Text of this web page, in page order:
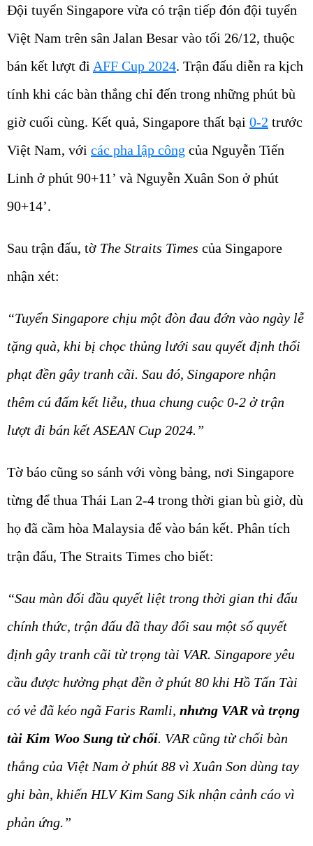
Đội tuyển Singapore vừa có trận tiếp đón đội tuyển
Việt Nam trên sân Jalan Besar vào tối 26/12, thuộc
bán kết lượt đi AFF Cup 2024. Trận đấu diễn ra kịch
tính khi các bàn thắng chỉ đến trong những phút bù
giờ cuối cùng. Kết quả, Singapore thất bại 0-2 trước
Việt Nam, với các pha lập công của Nguyễn Tiến
Linh ở phút 90+11’ và Nguyễn Xuân Son ở phút
90+14’.
Sau trận đấu, tờ The Straits Times của Singapore
nhận xét:
“Tuyển Singapore chịu một đòn đau đớn vào ngày lễ
tặng quà, khi bị chọc thủng lưới sau quyết định thổi
phạt đền gây tranh cãi. Sau đó, Singapore nhận
thêm cú đấm kết liễu, thua chung cuộc 0-2 ở trận
lượt đi bán kết ASEAN Cup 2024.”
Tờ báo cũng so sánh với vòng bảng, nơi Singapore
từng để thua Thái Lan 2-4 trong thời gian bù giờ, dù
họ đã cầm hòa Malaysia để vào bán kết. Phân tích
trận đấu, The Straits Times cho biết:
“Sau màn đối đầu quyết liệt trong thời gian thi đấu
chính thức, trận đấu đã thay đổi sau một số quyết
định gây tranh cãi từ trọng tài VAR. Singapore yêu
cầu được hưởng phạt đền ở phút 80 khi Hồ Tấn Tài
có vẻ đã kéo ngã Faris Ramli, nhưng VAR và trọng
tài Kim Woo Sung từ chối. VAR cũng từ chối bàn
thắng của Việt Nam ở phút 88 vì Xuân Son dùng tay
ghi bàn, khiến HLV Kim Sang Sik nhận cảnh cáo vì
phản ứng.”